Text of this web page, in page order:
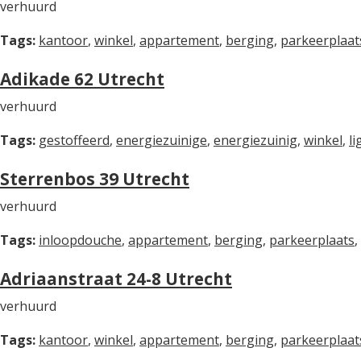
verhuurd
Tags: kantoor, winkel, appartement, berging,
Adikade 62 Utrecht
verhuurd
Tags: gestoffeerd, energiezuinige, energiezuinig, winkel,
Sterrenbos 39 Utrecht
verhuurd
Tags: inloopdouche, appartement, berging, parkeerplaats,
Adriaanstraat 24-8 Utrecht
verhuurd
Tags: kantoor, winkel, appartement, berging,